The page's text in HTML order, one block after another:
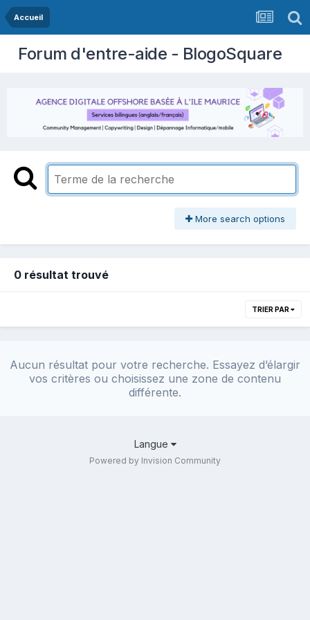
Accueil
Forum d'entre-aide - BlogoSquare
More search options
0 résultat trouvé
TRIER PAR
Aucun résultat pour votre recherche. Essayez d’élargir
vos critères ou choisissez une zone de contenu
différente.
Langue
Powered by Invision Community